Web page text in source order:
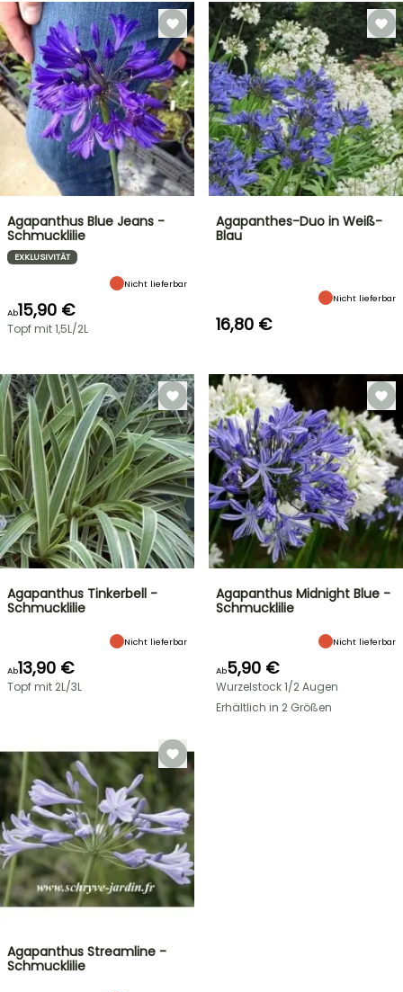
Agapanthus Blue Jeans -
Schmucklilie
EXKLUSIVITÄT
Nicht lieferbar
Ab15,90 €
Topf mit 1,5L/2L
Agapanthes-Duo in Weiß-
Blau
Nicht lieferbar
16,80 €
Agapanthus Tinkerbell -
Schmucklilie
Nicht lieferbar
Ab13,90 €
Topf mit 2L/3L
Agapanthus Midnight Blue -
Schmucklilie
Nicht lieferbar
Ab5,90 €
Wurzelstock 1/2 Augen
Erhältlich in 2 Größen
Agapanthus Streamline -
Schmucklilie